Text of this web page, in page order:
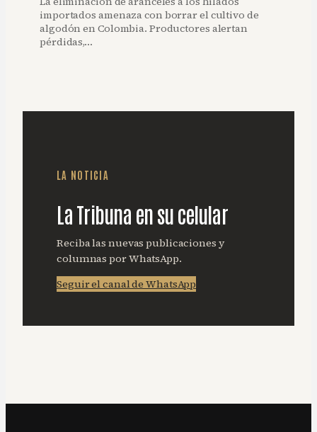
importados amenaza con borrar el cultivo de
algodón en Colombia. Productores alertan
pérdidas,…
LA NOTICIA
La Tribuna en su celular
Reciba las nuevas publicaciones y
columnas por WhatsApp.
Seguir el canal de WhatsApp